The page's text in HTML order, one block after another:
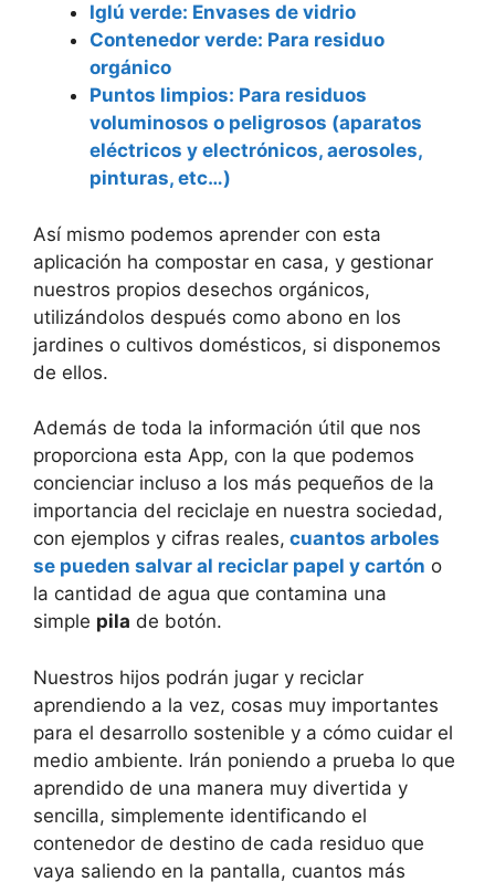
Iglú verde: Envases de vidrio
Contenedor verde: Para residuo
orgánico
Puntos limpios: Para residuos
voluminosos o peligrosos (aparatos
eléctricos y electrónicos, aerosoles,
pinturas, etc…)
Así mismo podemos aprender con esta
aplicación ha compostar en casa, y gestionar
nuestros propios desechos orgánicos,
utilizándolos después como abono en los
jardines o cultivos domésticos, si disponemos
de ellos.
Además de toda la información útil que nos
proporciona esta App, con la que podemos
concienciar incluso a los más pequeños de la
importancia del reciclaje en nuestra sociedad,
con ejemplos y cifras reales, cuantos arboles
se pueden salvar al reciclar papel y cartón o
la cantidad de agua que contamina una
simple pila de botón.
Nuestros hijos podrán jugar y reciclar
aprendiendo a la vez, cosas muy importantes
para el desarrollo sostenible y a cómo cuidar el
medio ambiente. Irán poniendo a prueba lo que
aprendido de una manera muy divertida y
sencilla, simplemente identificando el
contenedor de destino de cada residuo que
vaya saliendo en la pantalla, cuantos más